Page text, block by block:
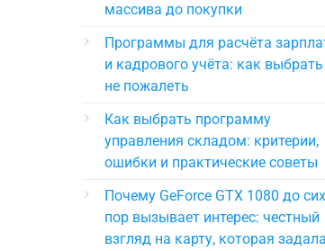
массива до покупки
Программы для расчёта
и кадрового учёта: как выбрать
не пожалеть
Как выбрать программу
управления складом: критерии,
ошибки и практические советы
Почему GeForce GTX 1080 до сих
пор вызывает интерес: честный
взгляд на карту, которая задала